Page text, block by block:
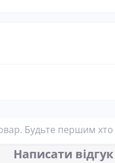
Будьте першим хто
Написати відгук